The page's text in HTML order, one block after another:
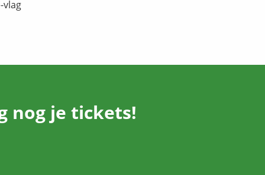
nog je tickets!